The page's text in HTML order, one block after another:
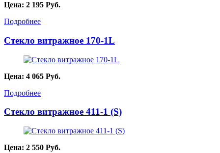
Цена: 2 195 Руб.
Подробнее
Стекло витражное 170-1L
Цена: 4 065 Руб.
Подробнее
Стекло витражное 411-1 (S)
Цена: 2 550 Руб.